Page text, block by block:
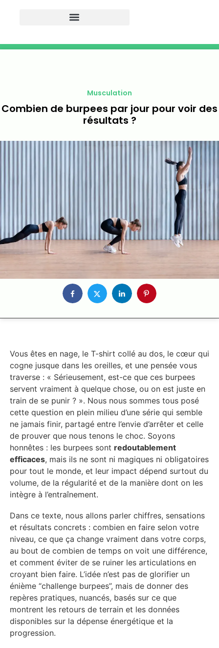
Musculation
Combien de burpees par jour pour voir des
résultats ?
Vous êtes en nage, le T-shirt collé au dos, le cœur qui
cogne jusque dans les oreilles, et une pensée vous
traverse : « Sérieusement, est-ce que ces burpees
servent vraiment à quelque chose, ou on est juste en
train de se punir ? ». Nous nous sommes tous posé
cette question en plein milieu d’une série qui semble
ne jamais finir, partagé entre l’envie d’arrêter et celle
de prouver que nous tenons le choc. Soyons
honnêtes : les burpees sont redoutablement
efficaces, mais ils ne sont ni magiques ni obligatoires
pour tout le monde, et leur impact dépend surtout du
volume, de la régularité et de la manière dont on les
intègre à l’entraînement.
Dans ce texte, nous allons parler chiffres, sensations
et résultats concrets : combien en faire selon votre
niveau, ce que ça change vraiment dans votre corps,
au bout de combien de temps on voit une différence,
et comment éviter de se ruiner les articulations en
croyant bien faire. L’idée n’est pas de glorifier un
énième “challenge burpees”, mais de donner des
repères pratiques, nuancés, basés sur ce que
montrent les retours de terrain et les données
disponibles sur la dépense énergétique et la
progression.